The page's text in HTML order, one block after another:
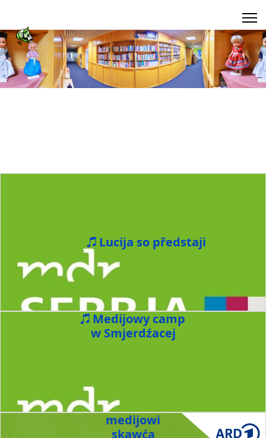
Lucija so předstaji
Medijowy camp
w Smjerdźacej
medijowi
skawća